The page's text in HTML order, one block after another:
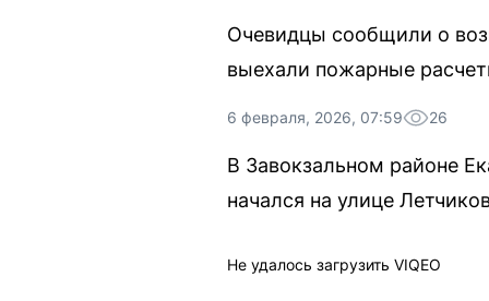
Очевидцы сообщили о
выехали пожарные
6 февраля, 2026, 07:59 26
В Завокзальном районе
начался на улице
Не удалось загрузить VIQEO